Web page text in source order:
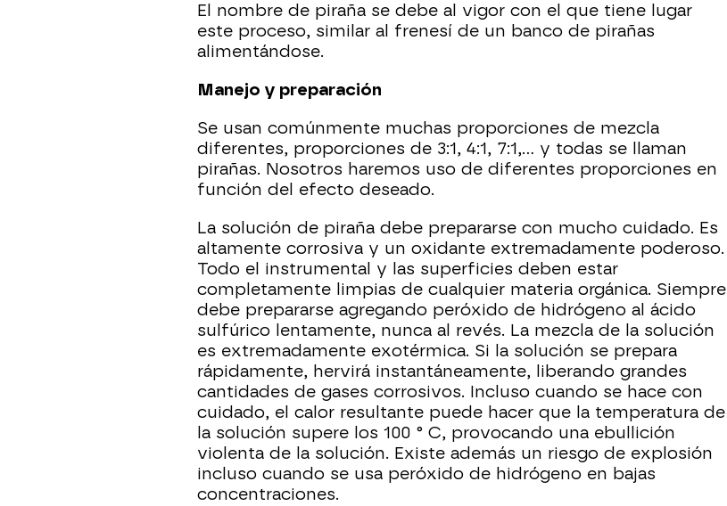
El nombre de piraña se debe al vigor con el que tiene lugar
este proceso, similar al frenesí de un banco de pirañas
alimentándose.
Manejo y preparación
Se usan comúnmente muchas proporciones de mezcla
diferentes, proporciones de 3:1, 4:1, 7:1,... y todas se llaman
pirañas. Nosotros haremos uso de diferentes proporciones en
función del efecto deseado.
La solución de piraña debe prepararse con mucho cuidado. Es
altamente corrosiva y un oxidante extremadamente poderoso.
Todo el instrumental y las superficies deben estar
completamente limpias de cualquier materia orgánica. Siempre
debe prepararse agregando peróxido de hidrógeno al ácido
sulfúrico lentamente, nunca al revés. La mezcla de la solución
es extremadamente exotérmica. Si la solución se prepara
rápidamente, hervirá instantáneamente, liberando grandes
cantidades de gases corrosivos. Incluso cuando se hace con
cuidado, el calor resultante puede hacer que la temperatura de
la solución supere los 100 ° C, provocando una ebullición
violenta de la solución. Existe además un riesgo de explosión
incluso cuando se usa peróxido de hidrógeno en bajas
concentraciones.